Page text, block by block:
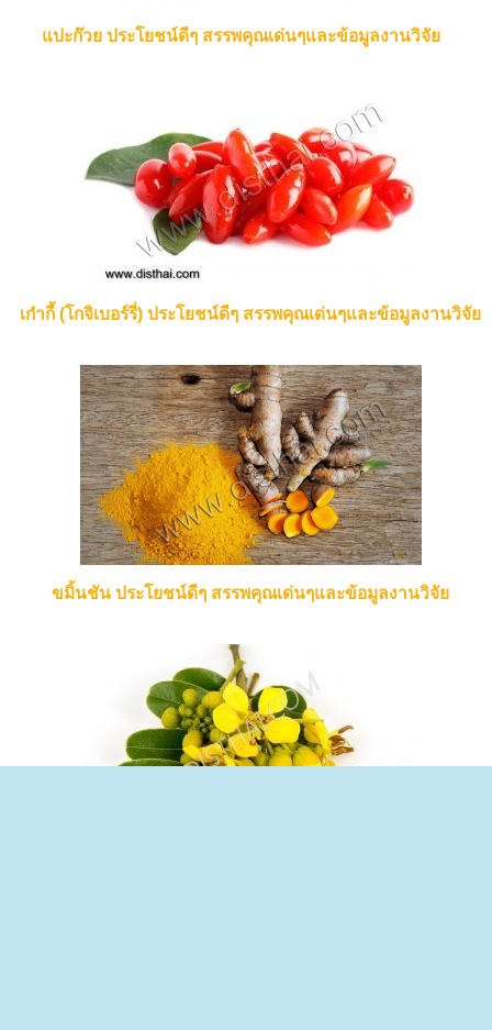
แปะก๊วย ประโยชน์ดีๆ สรรพคุณเด่นๆและข้อมูลงานวิจัย
เก๋ากี้ (โกจิเบอร์รี่) ประโยชน์ดีๆ สรรพคุณเด่นๆและข้อมูลงานวิจัย
ขมิ้นชัน ประโยชน์ดีๆ สรรพคุณเด่นๆและข้อมูลงานวิจัย